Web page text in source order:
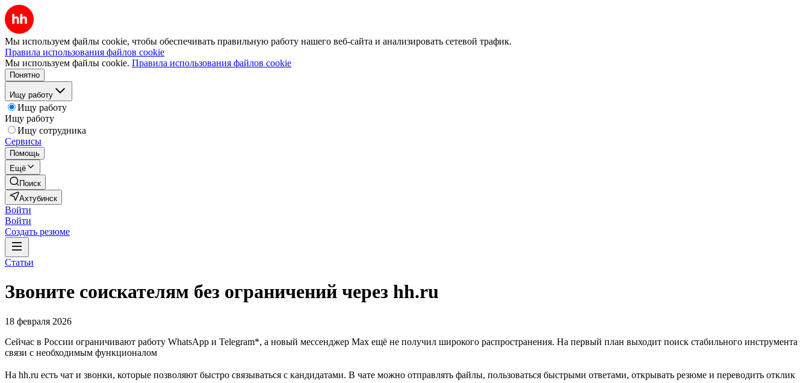
Мы используем файлы cookie, чтобы обеспечивать правильную работу нашего веб-сайта и анализировать сетевой трафик.
Правила использования файлов cookie
Мы используем файлы cookie. Правила использования файлов cookie
Понятно
Ищу работу
Ищу работу
Ищу работу
Ищу сотрудника
Сервисы
Помощь
Ещё
Поиск
Ахтубинск
Войти
Войти
Создать резюме
Статьи
Звоните соискателям без ограничений через hh.ru
18 февраля 2026
Cейчас в России ограничивают работу WhatsApp и Telegram*, а новый мессенджер Max ещё не получил широкого распространения. На первый план выходит поиск стабильного инструмента
связи с необходимым функционалом
На hh.ru есть чат и звонки, которые позволяют быстро связываться с кандидатами. В чате можно отправлять файлы, пользоваться быстрыми ответами, открывать резюме и переводить отклик